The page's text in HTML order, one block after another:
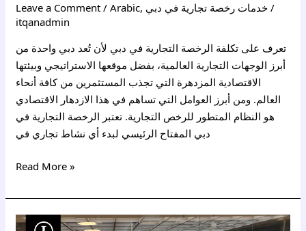
Leave a Comment /Arabic, خدمات رخصة تجارية في دبي /
itqanadmin
تعرف على تكلفة الرخصة التجارية في دبي لأن تُعد دبي واحدة من
أبرز الوجهات التجارية العالمية، بفضل موقعها الاستراتيجي وبيئتها
الاقتصادية المزدهرة التي تجذب المستثمرين من كافة أنحاء
العالم. ومن أبرز العوامل التي تساهم في هذا الازدهار الاقتصادي
هو النظام المتطور للرخص التجارية. تعتبر الرخصة التجارية في
دبي المفتاح الرئيسي لبدء أي نشاط تجاري في
Read More »
تجديد